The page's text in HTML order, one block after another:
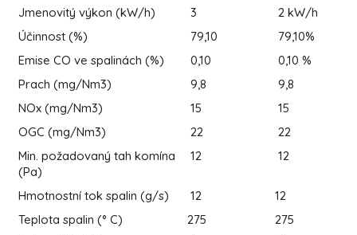
Jmenovitý výkon (kW/h)
3
2 kW/h
Účinnost (%)
79,10
79,10%
Emise CO ve spalinách (%)
0,10
0,10 %
Prach (mg/Nm3)
9,8
9,8
NOx (mg/Nm3)
15
15
OGC (mg/Nm3)
22
22
Min. požadovaný tah komína
(Pa)
12 12
Hmotnostní tok spalin (g/s) 12
12
Teplota spalin (° C)
275
275